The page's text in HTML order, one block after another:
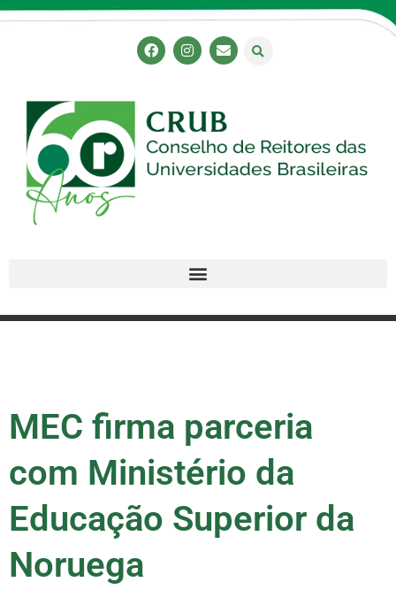
MEC firma parceria
com Ministério da
Educação Superior da
Noruega